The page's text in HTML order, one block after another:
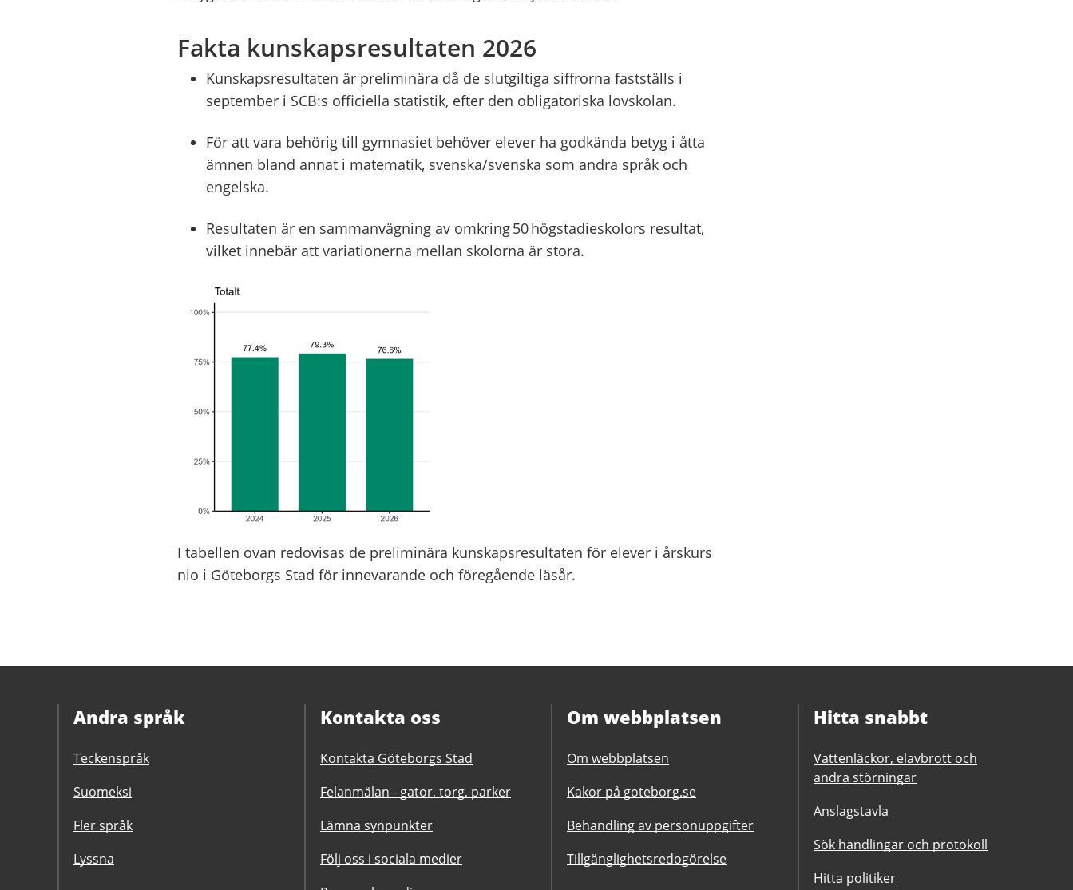
Fakta kunskapsresultaten 2026
Kunskapsresultaten är preliminära då de slutgiltiga siffrorna fastställs i
september i SCB:s officiella statistik, efter den obligatoriska lovskolan.
För att vara behörig till gymnasiet behöver elever ha godkända betyg i åtta
ämnen bland annat i matematik, svenska/svenska som andra språk och
engelska.
Resultaten är en sammanvägning av omkring 50 högstadieskolors resultat,
vilket innebär att variationerna mellan skolorna är stora.
I tabellen ovan redovisas de preliminära kunskapsresultaten för elever i årskurs
nio i Göteborgs Stad för innevarande och föregående läsår.
Andra språk
Teckenspråk
Suomeksi
Fler språk
Lyssna
Kontakta oss
Kontakta Göteborgs Stad
Felanmälan - gator, torg, parker
Lämna synpunkter
Följ oss i sociala medier
Om webbplatsen
Om webbplatsen
Kakor på goteborg.se
Behandling av personuppgifter
Tillgänglighetsredogörelse
Hitta snabbt
Vattenläckor, elavbrott och
andra störningar
Anslagstavla
Sök handlingar och protokoll
Hitta politiker